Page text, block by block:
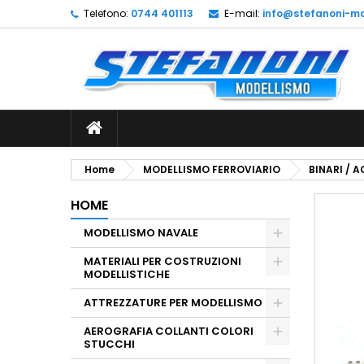
Telefono: 0744 401113 E-mail: info@stefanoni-
Home MODELLISMO FERROVIARIO BINARI /
HOME
MODELLISMO NAVALE
MATERIALI PER COSTRUZIONI
MODELLISTICHE
ATTREZZATURE PER MODELLISMO
AEROGRAFIA COLLANTI COLORI
STUCCHI